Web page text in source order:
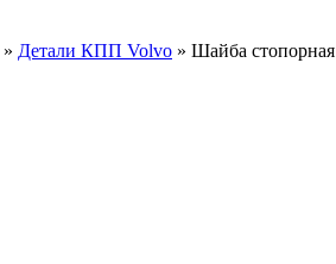
» Детали КПП Volvo » Шайба стопорная